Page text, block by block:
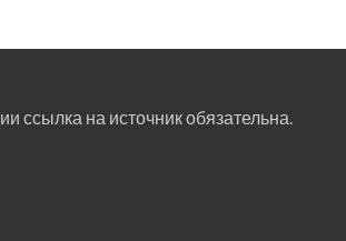
ссылка на источник обязательна.